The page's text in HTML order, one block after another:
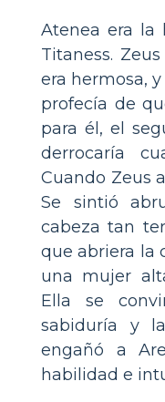
Atenea era la
Titaness.
era hermosa,
profecía de
para él, el
derrocaría
Cuando Zeus
Se sintió
cabeza tan
que abriera la
una mujer
Ella se
sabiduría y
engañó a
habilidad e